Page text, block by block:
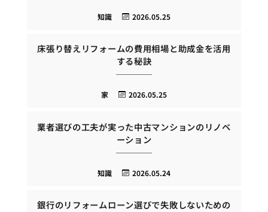
2026.05.25
知識
床張り替えリフォームの費用相場と助成金を活用
する秘訣
2026.05.25
家
業者選びの工夫が実った中古マンションのリノベ
ーション
2026.05.24
知識
銀行のリフォームローン選びで失敗しないための